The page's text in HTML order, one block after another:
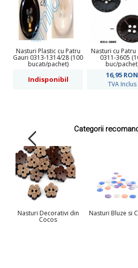
Nasturi Plastic cu Patru
Gauri 0313-1314/28 (100
bucati/pachet)
Indisponibil
Nasturi cu Patru
0311-3605
buc/
16,95 RON
TVA Inclus
Categorii
Nasturi Decorativi din
Cocos
Nasturi Bluze si